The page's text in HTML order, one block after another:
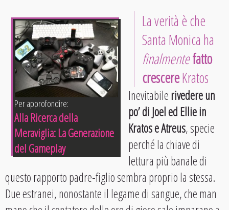
Per approfondire:
Alla Ricerca della
Meraviglia: La Generazione
del Gameplay
La verità è che
Santa Monica ha
finalmentefatto
crescereKratos
Inevitabilerivedere un
po’ di Joel ed Ellie in
Kratos e Atreus, specie
perché la chiave di
lettura più banale di
questo rapporto padre-figlio sembra proprio la stessa.
Due estranei, nonostante il legame di sangue, che man